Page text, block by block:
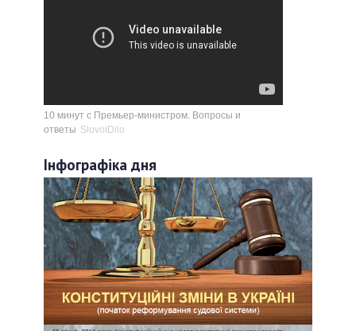
10 минут с Премьер-министром. Вопросы и
ответы SlovoiDilo
Інфографіка дня